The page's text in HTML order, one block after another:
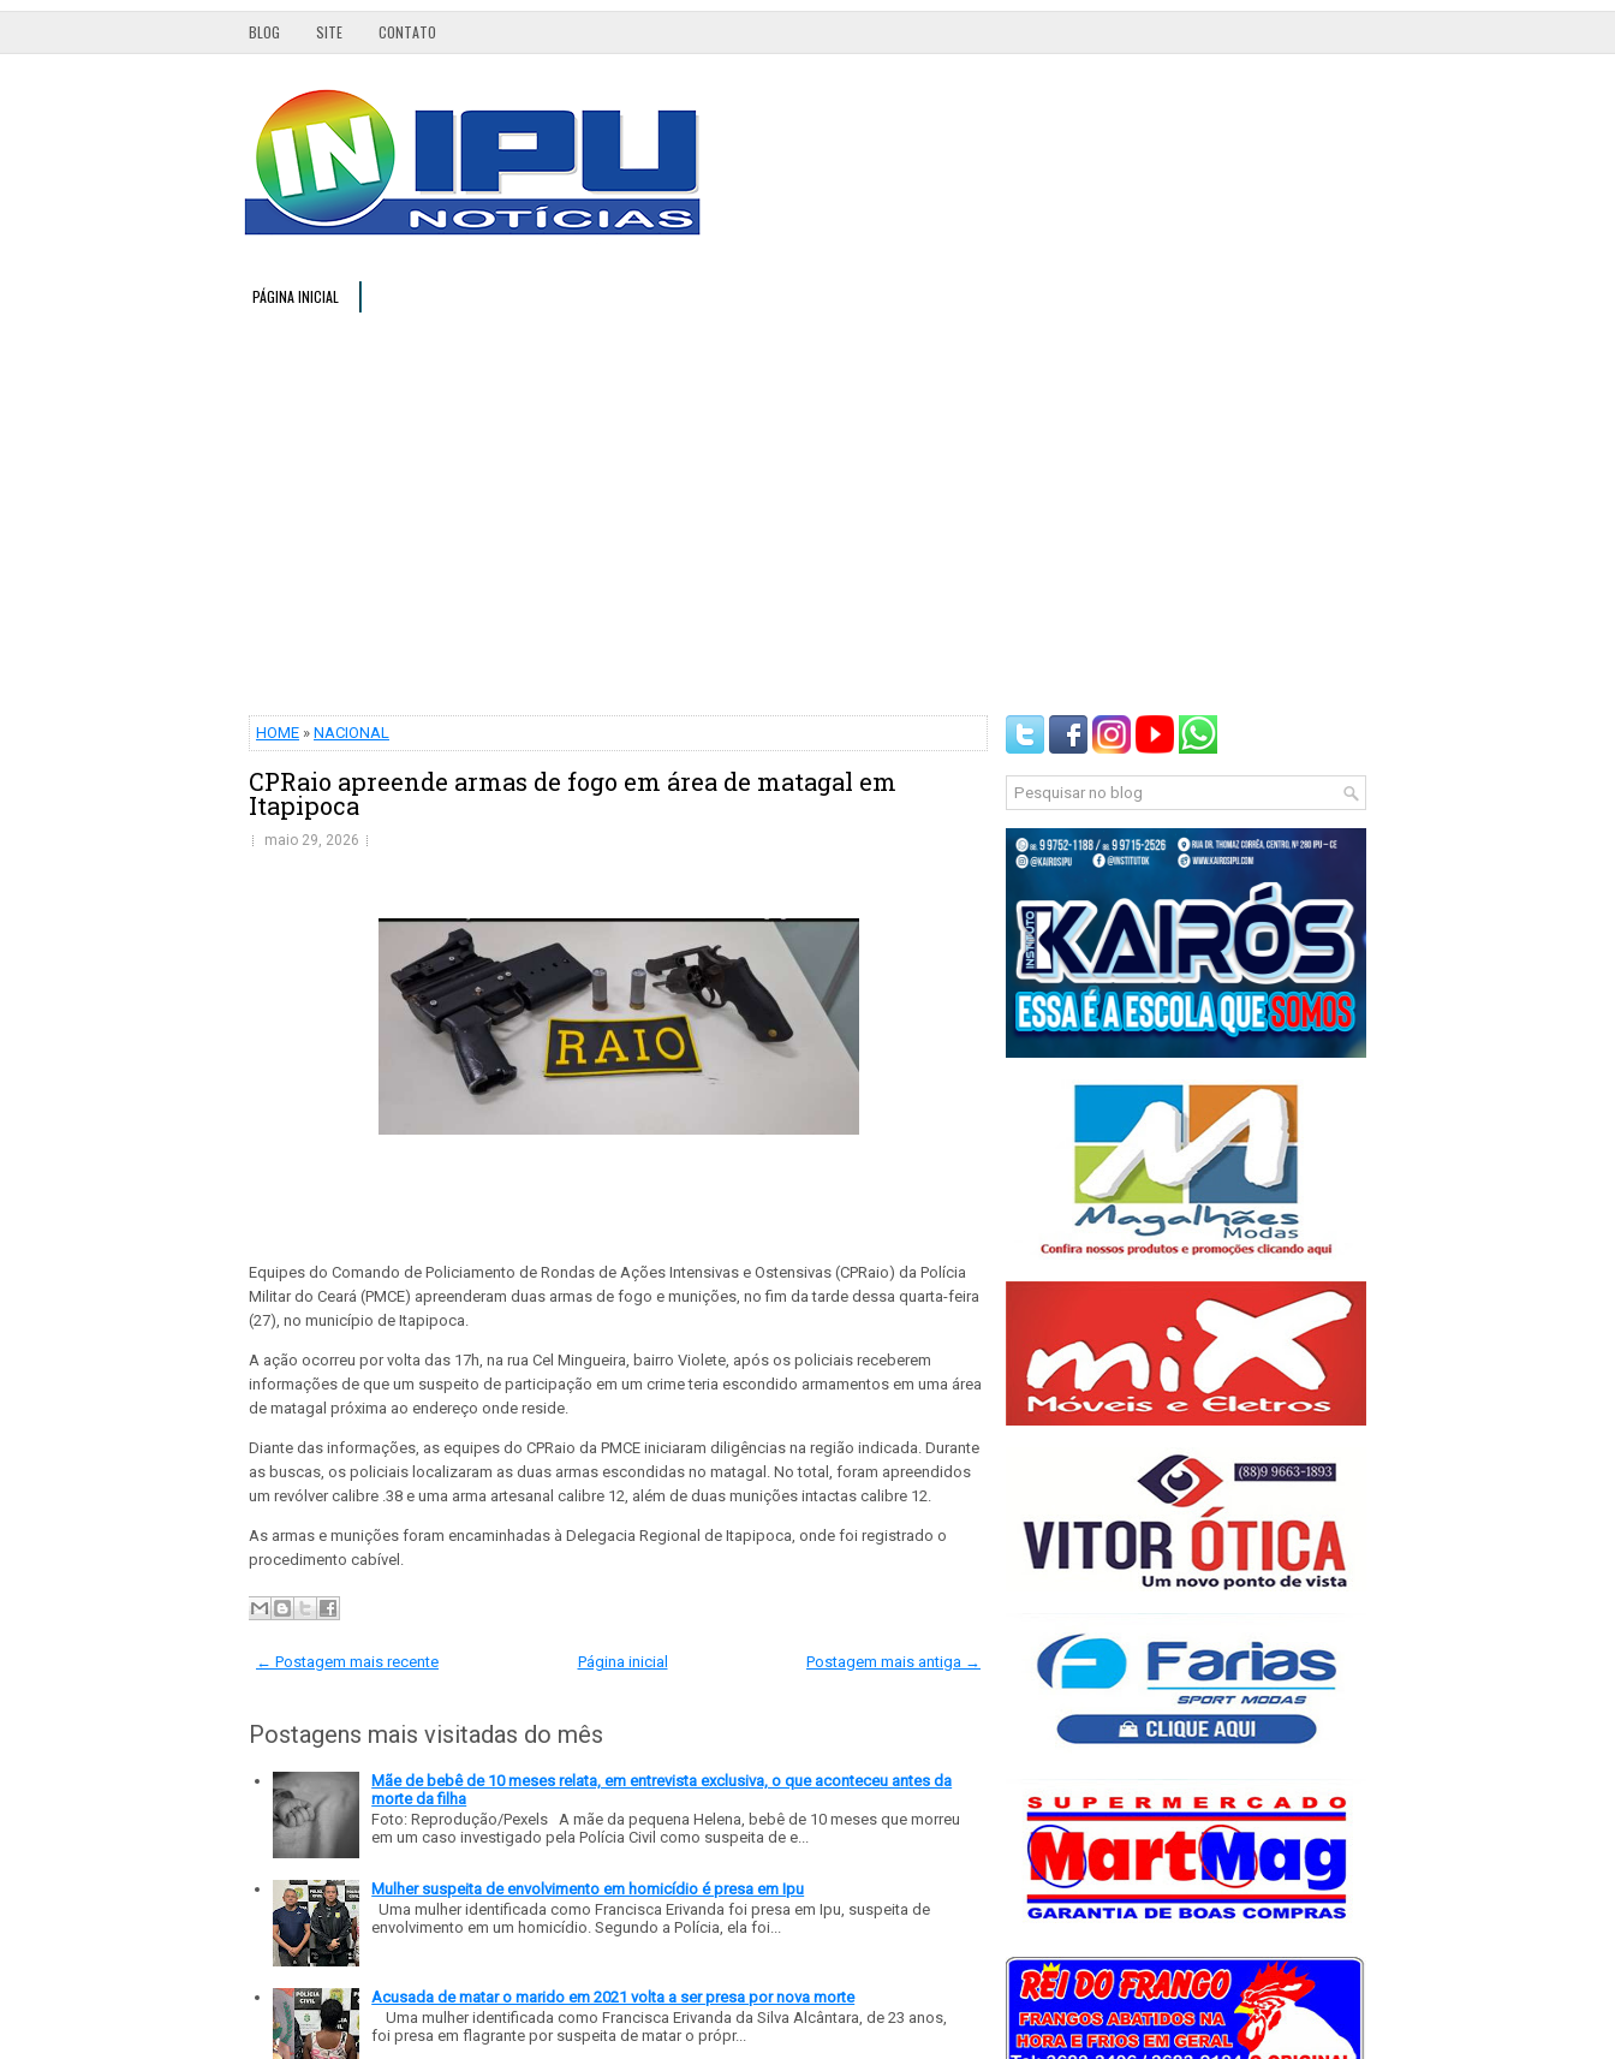
BLOG SITE CONTATO
PÁGINA INICIAL
HOME » NACIONAL
CPRaio apreende armas de fogo em área de matagal em
Itapipoca
maio 29, 2026
Equipes do Comando de Policiamento de Rondas de Ações Intensivas e Ostensivas (CPRaio) da Polícia
Militar do Ceará (PMCE) apreenderam duas armas de fogo e munições, no fim da tarde dessa quarta-feira
(27), no município de Itapipoca.
A ação ocorreu por volta das 17h, na rua Cel Mingueira, bairro Violete, após os policiais receberem
informações de que um suspeito de participação em um crime teria escondido armamentos em uma área
de matagal próxima ao endereço onde reside.
Diante das informações, as equipes do CPRaio da PMCE iniciaram diligências na região indicada. Durante
as buscas, os policiais localizaram as duas armas escondidas no matagal. No total, foram apreendidos
um revólver calibre .38 e uma arma artesanal calibre 12, além de duas munições intactas calibre 12.
As armas e munições foram encaminhadas à Delegacia Regional de Itapipoca, onde foi registrado o
procedimento cabível.
← Postagem mais recente Postagem mais antiga →
Página inicial
Postagens mais visitadas do mês
Mãe de bebê de 10 meses relata, em entrevista exclusiva, o que aconteceu antes da
morte da filha
Foto: Reprodução/Pexels A mãe da pequena Helena, bebê de 10 meses que morreu
em um caso investigado pela Polícia Civil como suspeita de e...
Mulher suspeita de envolvimento em homicídio é presa em Ipu
Uma mulher identificada como Francisca Erivanda foi presa em Ipu, suspeita de
envolvimento em um homicídio. Segundo a Polícia, ela foi...
Acusada de matar o marido em 2021 volta a ser presa por nova morte
Uma mulher identificada como Francisca Erivanda da Silva Alcântara, de 23 anos,
foi presa em flagrante por suspeita de matar o própr...